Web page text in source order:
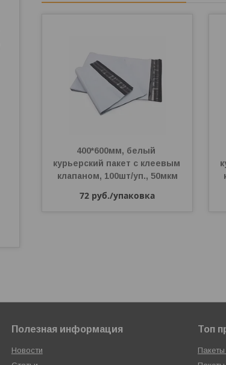
400*600мм, белый
курьерский пакет с клеевым
клапаном, 100шт/уп., 50мкм
72 руб./упаковка
Полезная информация
Новости
Топ